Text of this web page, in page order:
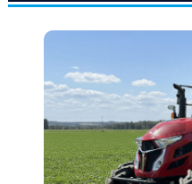
ヤンマーの買
国内外の再販
ヤンマートラク
ステップ 1：査
ステップ 2：予
ステップ 3：買